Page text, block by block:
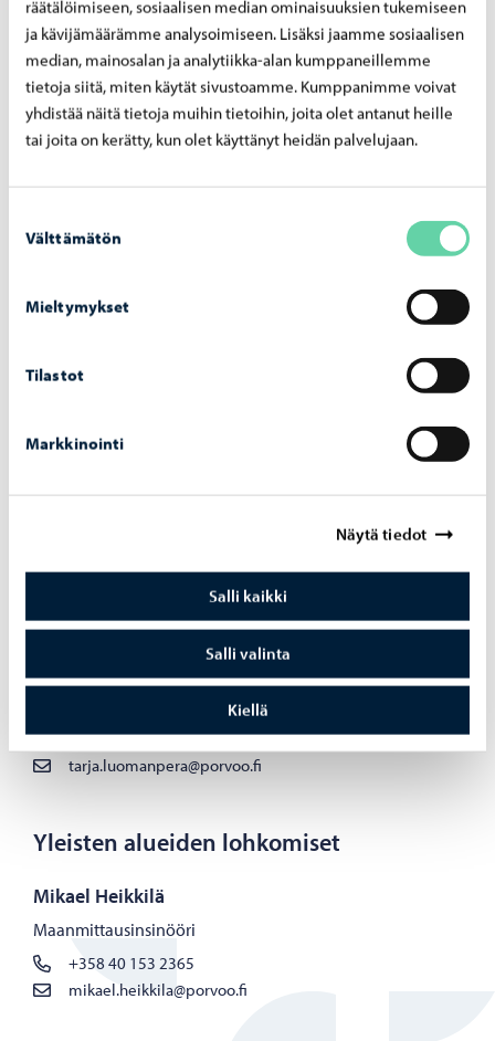
räätälöimiseen, sosiaalisen median ominaisuuksien tukemiseen
ja kävijämäärämme analysoimiseen. Lisäksi jaamme sosiaalisen
median, mainosalan ja analytiikka-alan kumppaneillemme
tietoja siitä, miten käytät sivustoamme. Kumppanimme voivat
yhdistää näitä tietoja muihin tietoihin, joita olet antanut heille
tai joita on kerätty, kun olet käyttänyt heidän palvelujaan.
valinta
Välttämätön
Mieltymykset
Tilastot
Markkinointi
Näytä tiedot
Salli kaikki
Salli valinta
Kiellä
Pi Vesterinen
Paikkatietoinsinööri
+358 40 489 5787
pi.vesterinen@porvoo.fi
Anssi Karttunen
Paikkatietoasiantuntija
anssi.karttunen@porvoo.fi
Paikkatietokäsittelijät
Gun-Maj Hägglund
+358 40 676 7781
sanna.heikkinen@porvoo.fi
Tarja Luomanperä
+358 40 489 5788
tarja.luomanpera@porvoo.fi
Yleisten alueiden lohkomiset
Mikael Heikkilä
Maanmittausinsinööri
+358 40 153 2365
mikael.heikkila@porvoo.fi